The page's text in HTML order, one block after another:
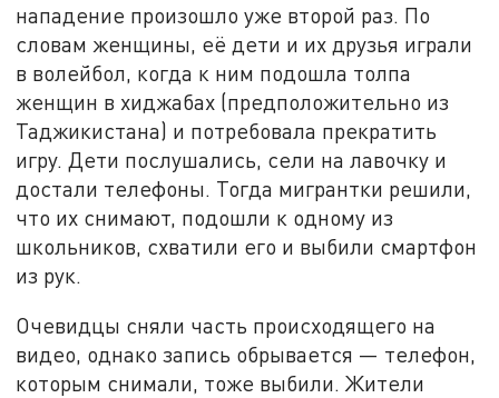
нападение произошло уже второй раз. По
словам женщины, её дети и их друзья играли
в волейбол, когда к ним подошла толпа
женщин в хиджабах (предположительно из
Таджикистана) и потребовала прекратить
игру. Дети послушались, сели на лавочку и
достали телефоны. Тогда мигрантки решили,
что их снимают, подошли к одному из
школьников, схватили его и выбили смартфон
из рук.
Очевидцы сняли часть происходящего на
видео, однако запись обрывается — телефон,
которым снимали, тоже выбили. Жители